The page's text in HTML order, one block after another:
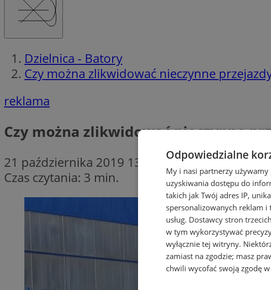
Dzielnica - Batory
Czy można zlikwidować nieczynne
reklama
Czy można zlikwidować nieczynne
21 października 2019 13:30
Czas czytania: 3 min.
Odpowiedzialne
My i nasi partnerzy
uzyskiwania dostępu do
takich jak Twój adres IP,
spersonalizowanych reklam
usług. Dostawcy stron
w tym wykorzystywać
wyłącznie tej witryny.
zamiast na zgodzie; masz
chwili wycofać swoją zgodę w